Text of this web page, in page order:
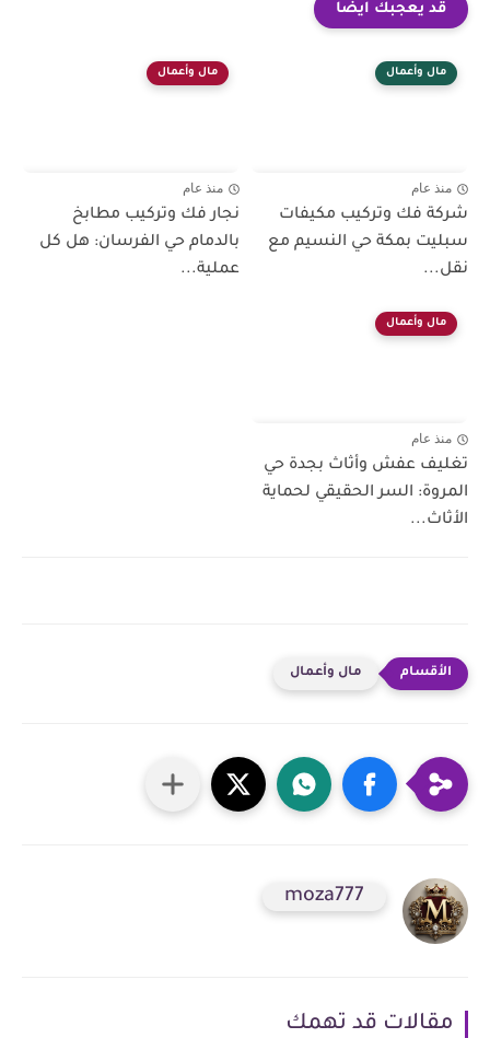
قد يعجبك ايضا
مال وأعمال
منذ عام
شركة فك وتركيب مكيفات
سبليت بمكة حي النسيم مع
نقل...
مال وأعمال
منذ عام
نجار فك وتركيب مطابخ
بالدمام حي الفرسان: هل كل
عملية...
مال وأعمال
منذ عام
تغليف عفش وأثاث بجدة حي
المروة: السر الحقيقي لحماية
الأثاث...
مال وأعمال
moza777
مقالات قد تهمك